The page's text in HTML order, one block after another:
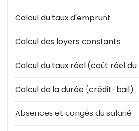
Dépôt documents
Calcul du taux d'emprunt
Calcul des loyers constants
Calcul du taux réel (coût réel
Calcul de la durée (crédit-bail)
Absences et congés du salarié